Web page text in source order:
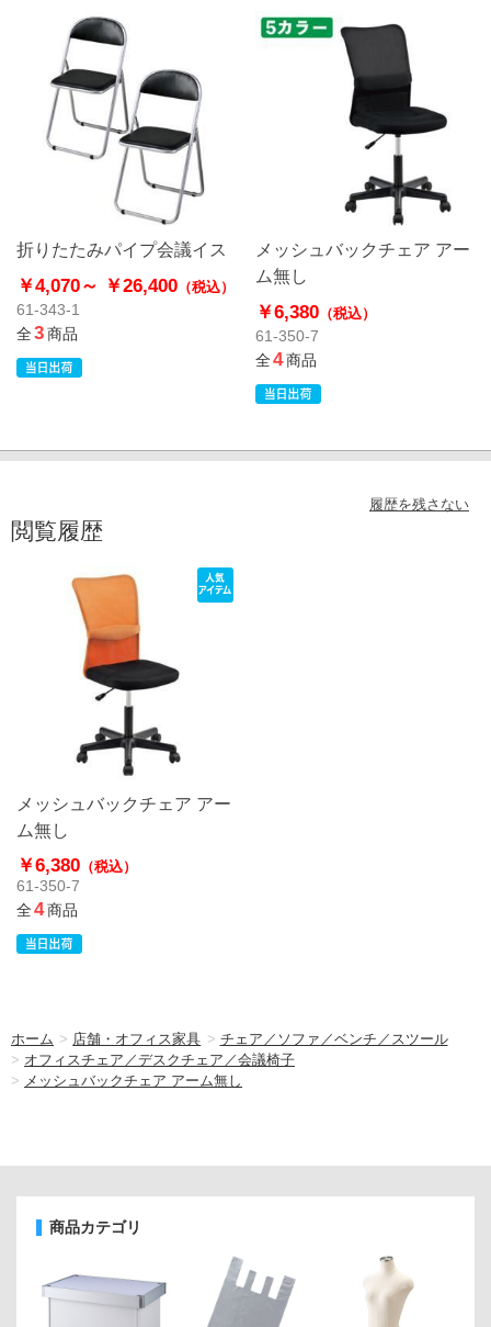
折りたたみパイプ会議イス
￥4,070～ ￥26,400 （税込）
61-343-1
全3商品
メッシュバックチェア アー
ム無し
￥6,380（税込）
61-350-7
全4商品
履歴を残さない
閲覧履歴
メッシュバックチェア アー
ム無し
￥6,380 （税込）
61-350-7
全4商品
ホーム > 店舗・オフィス家具 > チェア／ソファ／ベンチ／スツール
> オフィスチェア／デスクチェア／会議椅子
> メッシュバックチェア アーム無し
商品カテゴリ